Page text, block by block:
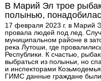
В Марий Эл трое
полынью,
17 февраля 2023 г. в Марий
провала людей под лед.
муниципальном районе в
река Лутоши, где
Республики. К счастью,
выбраться из полыньи, но
и инспекторами
ГИМС данные граждане были